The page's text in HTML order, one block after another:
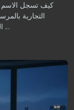
كيف تسجل الاسم
التنفيذية، لتنظيم تسجيل وحماية الأسماء التجارية في ...